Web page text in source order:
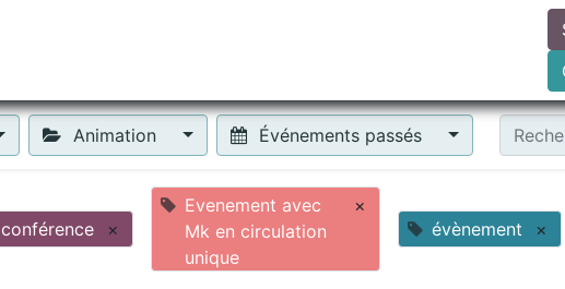
Faire un
Animation Événements passés
conférence ×
Evenement avec
Mk en circulation
unique
×
évènement
×